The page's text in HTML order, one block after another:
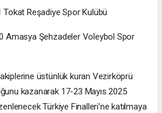
Reşadiye Spor Kulübü
Amasya Şehzadeler Voleybol Spor
üstünlük kuran Vezirköprü
kazanarak 17-23 Mayıs 2025
Türkiye Finalleri’ne katılmaya